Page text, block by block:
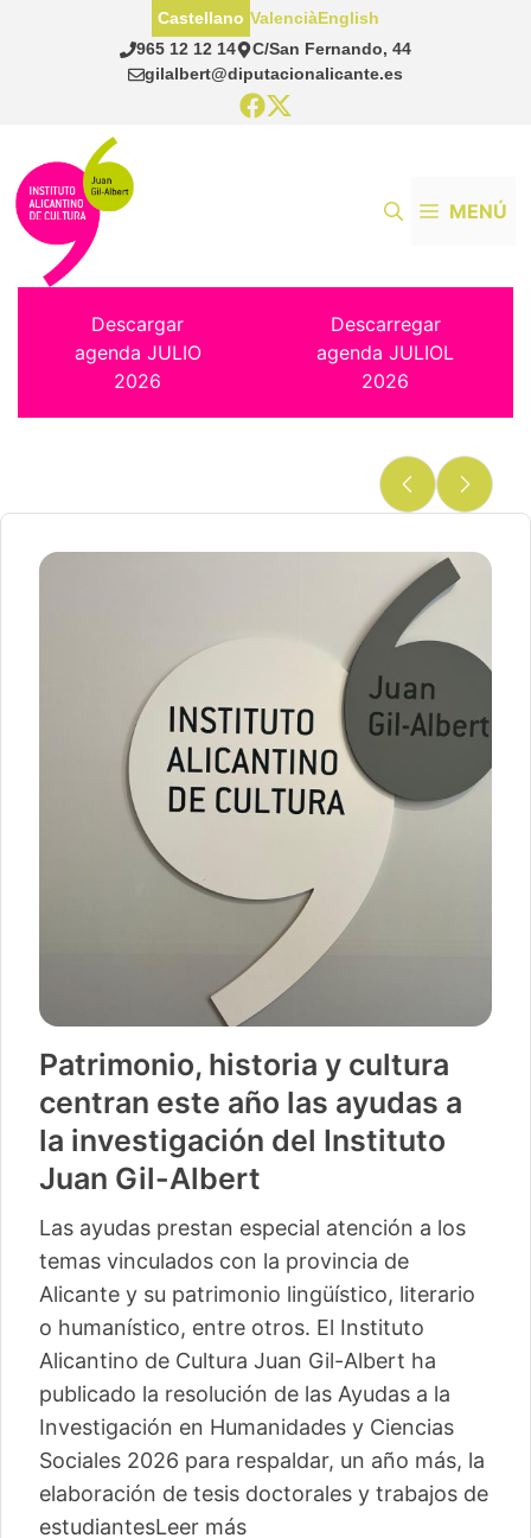
965 12 12 14
C/San Fernando, 44
gilalbert@diputacionalicante.es
Castellano ValenciàEnglish
MENÚ
Descargar
agenda JULIO
2026
Descarregar
agenda JULIOL
2026
Patrimonio, historia y cultura
centran este año las ayudas a
la investigación del Instituto
Juan Gil-Albert
Las ayudas prestan especial atención a los
temas vinculados con la provincia de
Alicante y su patrimonio lingüístico, literario
o humanístico, entre otros. El Instituto
Alicantino de Cultura Juan Gil-Albert ha
publicado la resolución de las Ayudas a la
Investigación en Humanidades y Ciencias
Sociales 2026 para respaldar, un año más, la
elaboración de tesis doctorales y trabajos de
estudiantesLeer más